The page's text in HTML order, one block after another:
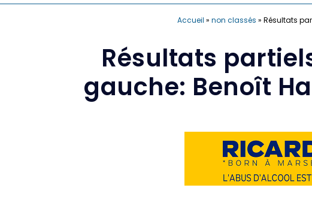
Accueil » non classés » Résultats
Résultats
gauche: Benoît